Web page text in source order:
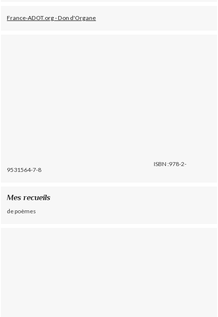
France-ADOT.org - Don d'Organe
ISBN :978-2-
9531564-7-8
Mes recueils
de poèmes